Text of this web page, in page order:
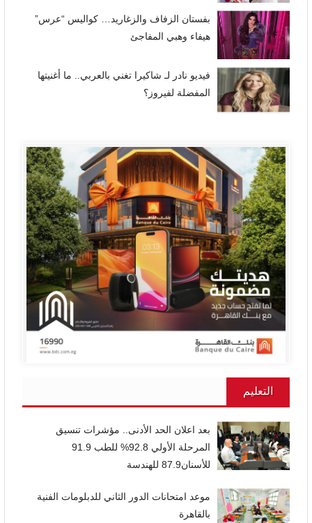
بفستان الزفاف والزغاريد… كواليس “عرس”
هيفاء وهبي المفاجئ
فيديو نادر لـ شاكيرا تغني بالعربي.. ما أغنيتها
المفضلة لفيروز؟
التعليم
بعد اعلان الحد الأدنى.. مؤشرات تنسيق
المرحلة الأولي 92.8% للطب 91.9
للأسنان87.9 للهندسة
موعد امتحانات الدور الثاني للدبلومات الفنية
بالقاهرة